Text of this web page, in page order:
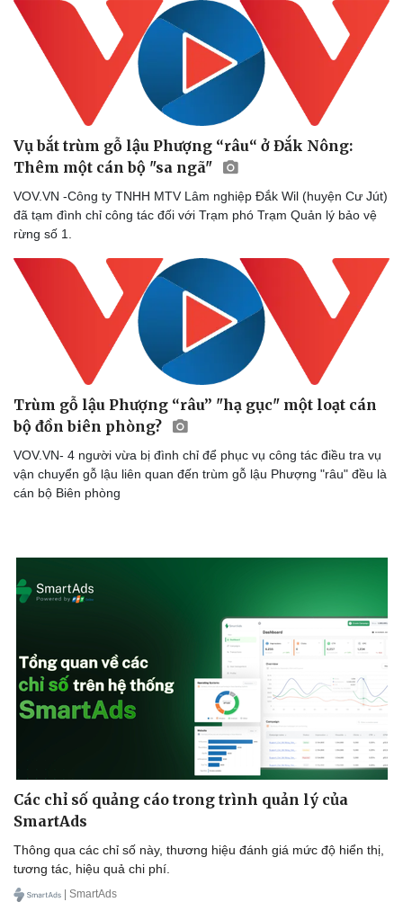
Vụ bắt trùm gỗ lậu Phượng “râu“ ở Đắk Nông:
Thêm một cán bộ "sa ngã"
VOV.VN -Công ty TNHH MTV Lâm nghiệp Đắk Wil (huyện Cư Jút)
đã tạm đình chỉ công tác đối với Trạm phó Trạm Quản lý bảo vệ
rừng số 1.
Trùm gỗ lậu Phượng “râu” "hạ gục" một loạt cán
bộ đồn biên phòng?
VOV.VN- 4 người vừa bị đình chỉ để phục vụ công tác điều tra vụ
vận chuyển gỗ lậu liên quan đến trùm gỗ lậu Phượng "râu" đều là
cán bộ Biên phòng
Các chỉ số quảng cáo trong trình quản lý của
SmartAds
Thông qua các chỉ số này, thương hiệu đánh giá mức độ hiển thị,
tương tác, hiệu quả chi phí.
| SmartAds